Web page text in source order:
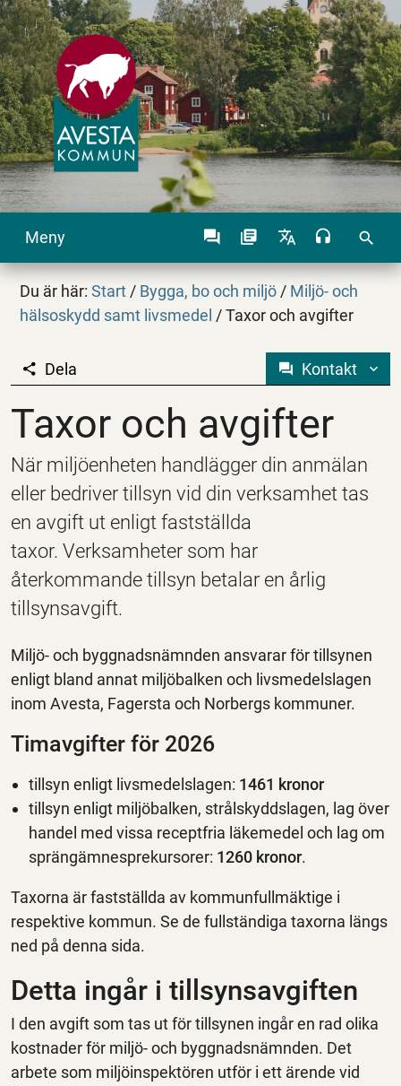
Meny search
Du är här:Start / Bygga, bo och miljö / Miljö- och
hälsoskydd samt livsmedel /Taxor och avgifter
Taxor och avgifter
Dela Kontakt
Taxor och avgifter
När miljöenheten handlägger din anmälan
eller bedriver tillsyn vid din verksamhet tas
en avgift ut enligt fastställda
taxor. Verksamheter som har
återkommande tillsyn betalar en årlig
tillsynsavgift.
Miljö- och byggnadsnämnden ansvarar för tillsynen
enligt bland annat miljöbalken och livsmedelslagen
inom Avesta, Fagersta och Norbergs kommuner.
Timavgifter för 2026
tillsyn enligt livsmedelslagen: 1461 kronor
tillsyn enligt miljöbalken, strålskyddslagen, lag över
handel med vissa receptfria läkemedel och lag om
sprängämnesprekursorer: 1260 kronor.
Taxorna är fastställda av kommunfullmäktige i
respektive kommun. Se de fullständiga taxorna längs
ned på denna sida.
Detta ingår i tillsynsavgiften
I den avgift som tas ut för tillsynen ingår en rad olika
kostnader för miljö- och byggnadsnämnden. Det
arbete som miljöinspektören utför i ett ärende vid